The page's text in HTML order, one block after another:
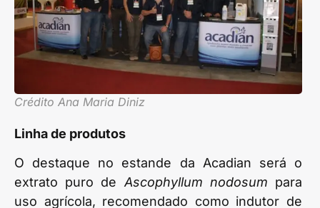
Crédito Ana Maria Diniz
Linha de produtos
O destaque no estande da Acadian será o
extrato puro de Ascophyllum nodosum para
uso agrícola, recomendado como indutor de